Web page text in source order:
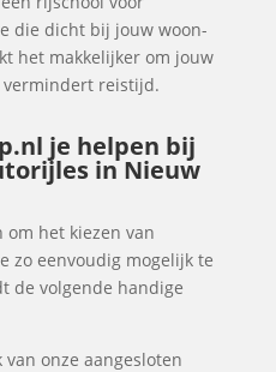
die dicht bij jouw woon-
het makkelijker om jouw
reistijd.
je helpen bij
in Nieuw
het kiezen van
zo eenvoudig mogelijk te
de volgende handige
van onze aangesloten